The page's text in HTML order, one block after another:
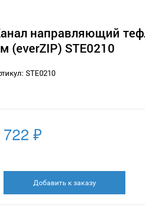
направляющий
(everZIP) STE0210
STE0210
722 ₽
Добавить к заказу